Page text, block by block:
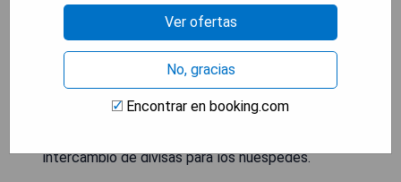
hotel Royal Hideaway, ofrece habitaciones con
aire acondicionado, un gimnasio, WiFi gratuito y
una terraza. Ubicado idealmente en el distrito del
centro de la ciudad de Granada, este hotel
también cuenta con un bar, así como un hammam
y un centro de spa. La acomodación incluye
intercambio de divisas para los huéspedes.
Ver ofertas
No, gracias
Encontrar en booking.com